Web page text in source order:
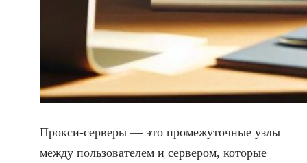
Прокси-серверы — это промежуточные узлы
между пользователем и сервером, которые